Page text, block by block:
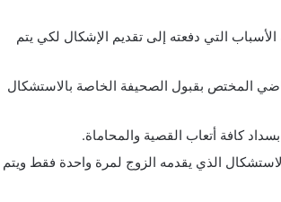
الأسباب التي دفعته إلى تقديم الإشكال لكي يتم
المختص بقبول الصحيفة الخاصة بالاستشكال
كافة أتعاب القصية والمحاماة.
الاستشكال الذي يقدمه الزوج لمرة واحدة فقط ويتم